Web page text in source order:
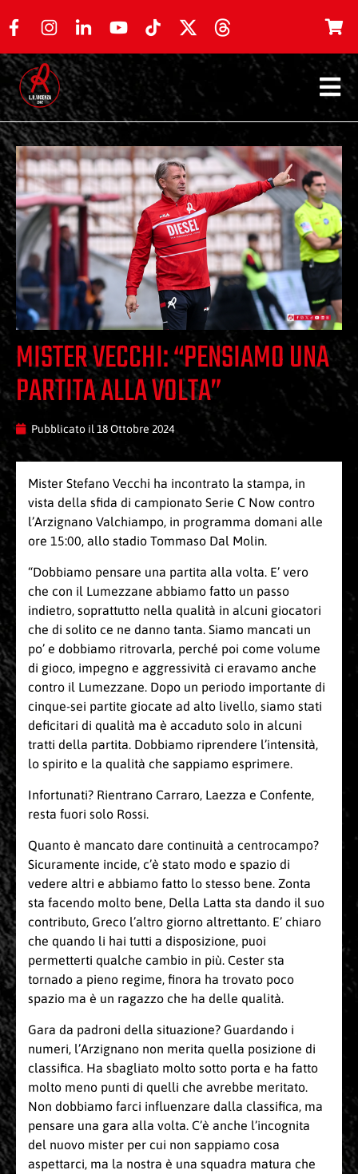
MISTER VECCHI: “PENSIAMO UNA
PARTITA ALLA VOLTA”
Pubblicato il 18 Ottobre 2024
Mister Stefano Vecchi ha incontrato la stampa, in
vista della sfida di campionato Serie C Now contro
l’Arzignano Valchiampo, in programma domani alle
ore 15:00, allo stadio Tommaso Dal Molin.
“Dobbiamo pensare una partita alla volta. E’ vero
che con il Lumezzane abbiamo fatto un passo
indietro, soprattutto nella qualità in alcuni giocatori
che di solito ce ne danno tanta. Siamo mancati un
po’ e dobbiamo ritrovarla, perché poi come volume
di gioco, impegno e aggressività ci eravamo anche
contro il Lumezzane. Dopo un periodo importante di
cinque-sei partite giocate ad alto livello, siamo stati
deficitari di qualità ma è accaduto solo in alcuni
tratti della partita. Dobbiamo riprendere l’intensità,
lo spirito e la qualità che sappiamo esprimere.
Infortunati? Rientrano Carraro, Laezza e Confente,
resta fuori solo Rossi.
Quanto è mancato dare continuità a centrocampo?
Sicuramente incide, c’è stato modo e spazio di
vedere altri e abbiamo fatto lo stesso bene. Zonta
sta facendo molto bene, Della Latta sta dando il suo
contributo, Greco l’altro giorno altrettanto. E’ chiaro
che quando li hai tutti a disposizione, puoi
permetterti qualche cambio in più. Cester sta
tornado a pieno regime, finora ha trovato poco
spazio ma è un ragazzo che ha delle qualità.
Gara da padroni della situazione? Guardando i
numeri, l’Arzignano non merita quella posizione di
classifica. Ha sbagliato molto sotto porta e ha fatto
molto meno punti di quelli che avrebbe meritato.
Non dobbiamo farci influenzare dalla classifica, ma
pensare una gara alla volta. C’è anche l’incognita
del nuovo mister per cui non sappiamo cosa
aspettarci, ma la nostra è una squadra matura che